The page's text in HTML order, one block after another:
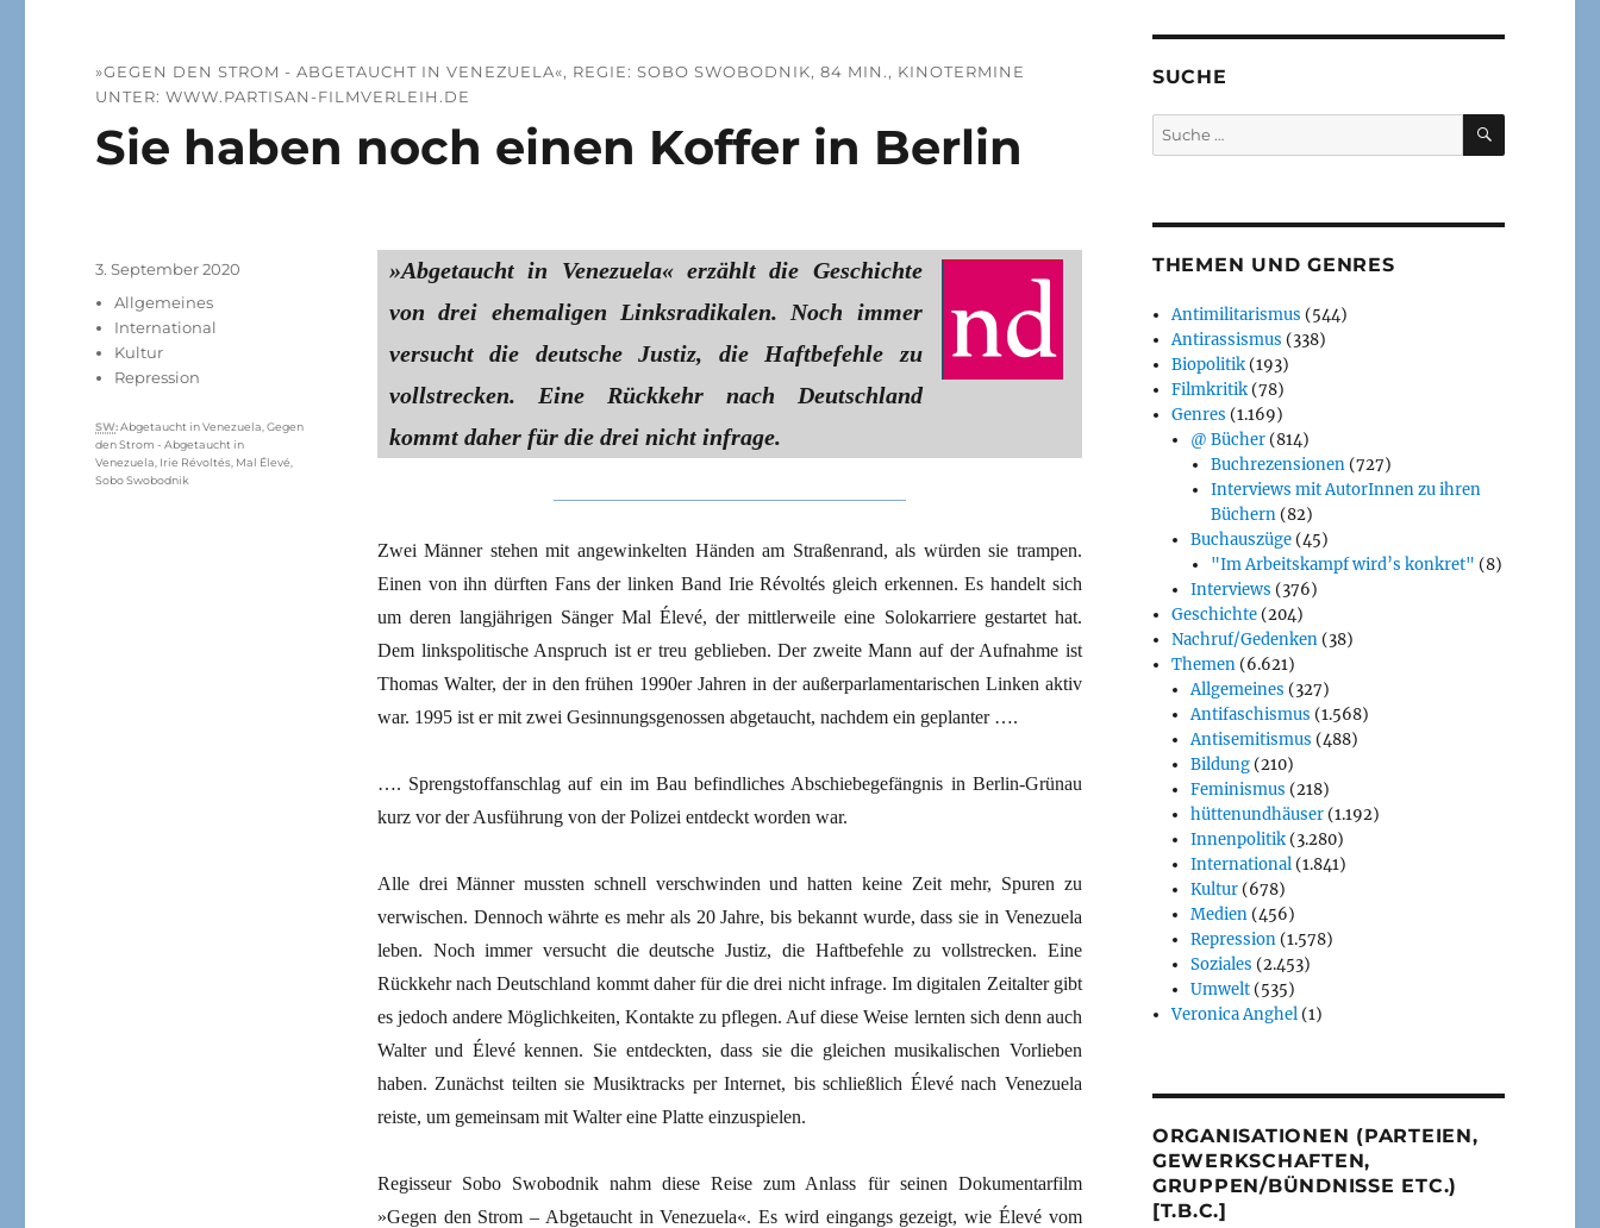
»GEGEN DEN STROM - ABGETAUCHT IN VENEZUELA«, REGIE: SOBO SWOBODNIK, 84 MIN., KINOTERMINE
UNTER: WWW.PARTISAN-FILMVERLEIH.DE
Sie haben noch einen Koffer in Berlin
»Abgetaucht in Venezuela« erzählt die Geschichte
von drei ehemaligen Linksradikalen. Noch immer
versucht die deutsche Justiz, die Haftbefehle zu
vollstrecken. Eine Rückkehr nach Deutschland
kommt daher für die drei nicht infrage.
Zwei Männer stehen mit angewinkelten Händen am Straßenrand, als würden sie trampen.
Einen von ihn dürften Fans der linken Band Irie Révoltés gleich erkennen. Es handelt sich
um deren langjährigen Sänger Mal Élevé, der mittlerweile eine Solokarriere gestartet hat.
Dem linkspolitische Anspruch ist er treu geblieben. Der zweite Mann auf der Aufnahme ist
Thomas Walter, der in den frühen 1990er Jahren in der außerparlamentarischen Linken aktiv
war. 1995 ist er mit zwei Gesinnungsgenossen abgetaucht, nachdem ein geplanter ….
…. Sprengstoffanschlag auf ein im Bau befindliches Abschiebegefängnis in Berlin-Grünau
kurz vor der Ausführung von der Polizei entdeckt worden war.
Alle drei Männer mussten schnell verschwinden und hatten keine Zeit mehr, Spuren zu
verwischen. Dennoch währte es mehr als 20 Jahre, bis bekannt wurde, dass sie in Venezuela
leben. Noch immer versucht die deutsche Justiz, die Haftbefehle zu vollstrecken. Eine
Rückkehr nach Deutschland kommt daher für die drei nicht infrage. Im digitalen Zeitalter gibt
es jedoch andere Möglichkeiten, Kontakte zu pflegen. Auf diese Weise lernten sich denn auch
Walter und Élevé kennen. Sie entdeckten, dass sie die gleichen musikalischen Vorlieben
haben. Zunächst teilten sie Musiktracks per Internet, bis schließlich Élevé nach Venezuela
reiste, um gemeinsam mit Walter eine Platte einzuspielen.
Regisseur Sobo Swobodnik nahm diese Reise zum Anlass für seinen Dokumentarfilm
»Gegen den Strom – Abgetaucht in Venezuela«. Es wird eingangs gezeigt, wie Élevé vom
Veröffentlicht
3. September 2020
Kategorien
Allgemeines
International
Kultur
Repression
Schlagwörter
SW:Abgetaucht in Venezuela ,Gegen
den Strom - Abgetaucht in
Venezuela Irie Révoltés Mal Élevé
Sobo Swobodnik
SUCHE
Suche
nach:
SUCHEN
THEMEN UND GENRES
Antimilitarismus (544)
Antirassismus (338)
Biopolitik (193)
Filmkritik (78)
Genres (1.169)
@ Bücher (814)
Buchrezensionen(727)
Interviews mit AutorInnen zu ihren
Büchern(82)
Buchauszüge (45)
"Im Arbeitskampf wird’s konkret" (8)
Interviews (376)
Geschichte (204)
Nachruf/Gedenken (38)
Themen (6.621)
Allgemeines (327)
Antifaschismus (1.568)
Antisemitismus (488)
Bildung (210)
Feminismus (218)
hüttenundhäuser (1.192)
Innenpolitik (3.280)
International (1.841)
Kultur (678)
Medien (456)
Repression (1.578)
Soziales (2.453)
Umwelt (535)
Veronica Anghel (1)
ORGANISATIONEN (PARTEIEN,
GEWERKSCHAFTEN,
GRUPPEN/BÜNDNISSE ETC.)
[T.B.C.]